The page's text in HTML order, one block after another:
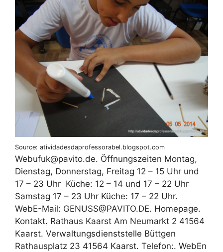
Source: atividadesdaprofessorabel.blogspot.com
Web‍ufuk@pavito.de. Öffnungszeiten Montag,
Dienstag, Donnerstag, Freitag 12 – 15 Uhr und
17 – 23 Uhr ‍ Küche: 12 – 14 und 17 – 22 Uhr ‍
‍Samstag 17 – 23 Uhr Küche: 17 – 22 Uhr.
WebE-Mail: GENUSS@PAVITO.DE. Homepage.
Kontakt. Rathaus Kaarst Am Neumarkt 2 41564
Kaarst. Verwaltungsdienststelle Büttgen
Rathausplatz 23 41564 Kaarst. Telefon:. WebEn